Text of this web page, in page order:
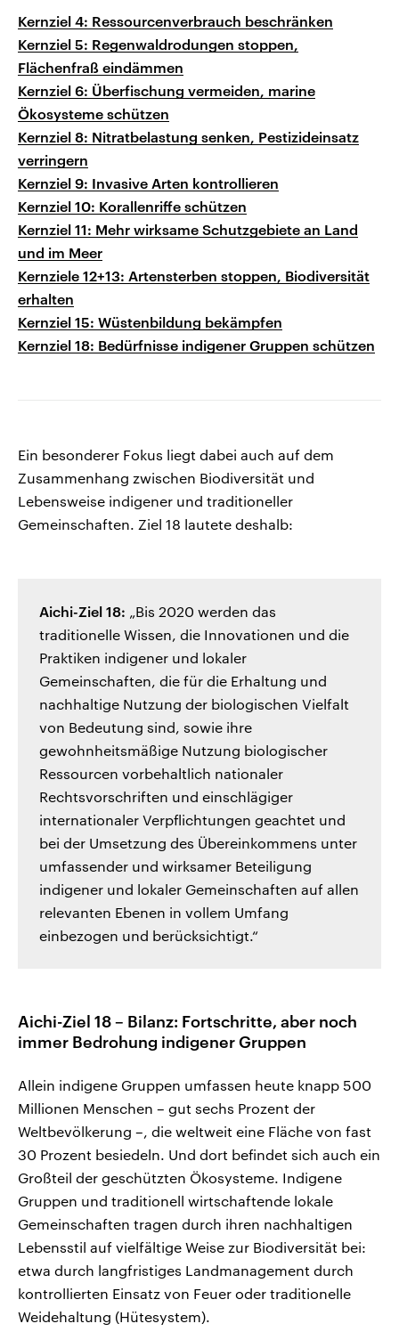
Kernziel 4: Ressourcenverbrauch beschränken
Kernziel 5: Regenwaldrodungen stoppen,
Flächenfraß eindämmen
Kernziel 6: Überfischung vermeiden, marine
Ökosysteme schützen
Kernziel 8: Nitratbelastung senken, Pestizideinsatz
verringern
Kernziel 9: Invasive Arten kontrollieren
Kernziel 10: Korallenriffe schützen
Kernziel 11: Mehr wirksame Schutzgebiete an Land
und im Meer
Kernziele 12+13: Artensterben stoppen, Biodiversität
erhalten
Kernziel 15: Wüstenbildung bekämpfen
Kernziel 18: Bedürfnisse indigener Gruppen schützen
Ein besonderer Fokus liegt dabei auch auf dem
Zusammenhang zwischen Biodiversität und
Lebensweise indigener und traditioneller
Gemeinschaften. Ziel 18 lautete deshalb:
Aichi-Ziel 18: „Bis 2020 werden das
traditionelle Wissen, die Innovationen und die
Praktiken indigener und lokaler
Gemeinschaften, die für die Erhaltung und
nachhaltige Nutzung der biologischen Vielfalt
von Bedeutung sind, sowie ihre
gewohnheitsmäßige Nutzung biologischer
Ressourcen vorbehaltlich nationaler
Rechtsvorschriften und einschlägiger
internationaler Verpflichtungen geachtet und
bei der Umsetzung des Übereinkommens unter
umfassender und wirksamer Beteiligung
indigener und lokaler Gemeinschaften auf allen
relevanten Ebenen in vollem Umfang
einbezogen und berücksichtigt.“
Aichi-Ziel 18 – Bilanz: Fortschritte, aber noch
immer Bedrohung indigener Gruppen
Allein indigene Gruppen umfassen heute knapp 500
Millionen Menschen – gut sechs Prozent der
Weltbevölkerung –, die weltweit eine Fläche von fast
30 Prozent besiedeln. Und dort befindet sich auch ein
Großteil der geschützten Ökosysteme. Indigene
Gruppen und traditionell wirtschaftende lokale
Gemeinschaften tragen durch ihren nachhaltigen
Lebensstil auf vielfältige Weise zur Biodiversität bei:
etwa durch langfristiges Landmanagement durch
kontrollierten Einsatz von Feuer oder traditionelle
Weidehaltung (Hütesystem).